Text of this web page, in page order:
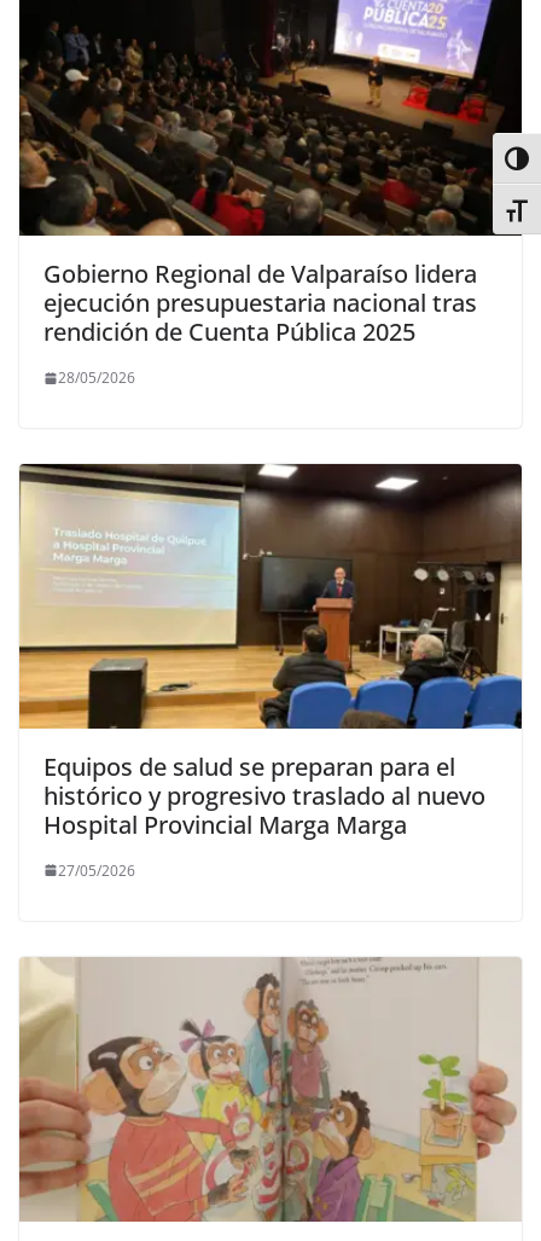
Gobierno Regional de Valparaíso lidera
ejecución presupuestaria nacional tras
rendición de Cuenta Pública 2025
28/05/2026
Equipos de salud se preparan para el
histórico y progresivo traslado al nuevo
Hospital Provincial Marga Marga
27/05/2026